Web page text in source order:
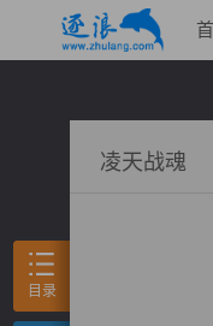
凌天战魂
目录